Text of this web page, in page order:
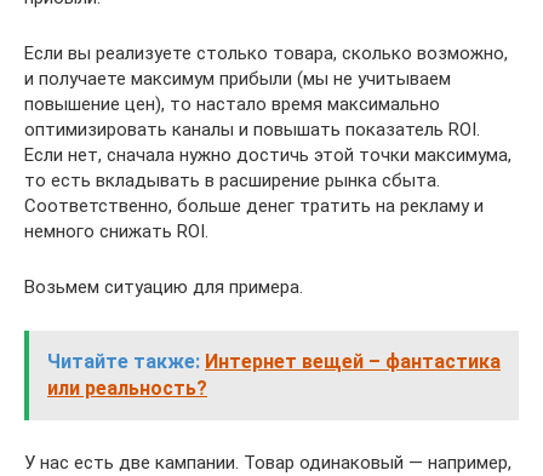
Если вы реализуете столько товара, сколько возможно,
и получаете максимум прибыли (мы не учитываем
повышение цен), то настало время максимально
оптимизировать каналы и повышать показатель ROI.
Если нет, сначала нужно достичь этой точки максимума,
то есть вкладывать в расширение рынка сбыта.
Соответственно, больше денег тратить на рекламу и
немного снижать ROI.
Возьмем ситуацию для примера.
Читайте также: Интернет вещей – фантастика
или реальность?
У нас есть две кампании. Товар одинаковый — например,